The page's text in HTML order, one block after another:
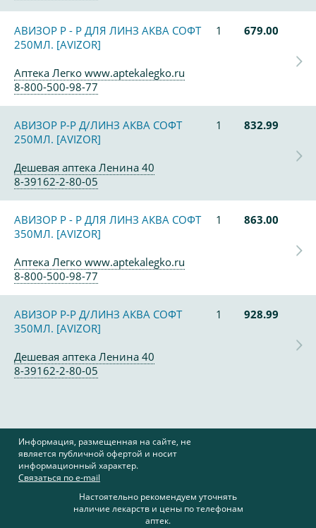
АВИЗОР Р - Р ДЛЯ ЛИНЗ АКВА СОФТ
250МЛ. [AVIZOR]
1 679.00
Аптека Легко www.aptekalegko.ru
8-800-500-98-77
АВИЗОР Р-Р Д/ЛИНЗ АКВА СОФТ
250МЛ. [AVIZOR]
1 832.99
Дешевая аптека Ленина 40
8-39162-2-80-05
АВИЗОР Р - Р ДЛЯ ЛИНЗ АКВА СОФТ
350МЛ. [AVIZOR]
1 863.00
Аптека Легко www.aptekalegko.ru
8-800-500-98-77
АВИЗОР Р-Р Д/ЛИНЗ АКВА СОФТ
350МЛ. [AVIZOR]
1 928.99
Дешевая аптека Ленина 40
8-39162-2-80-05
Информация, размещенная на сайте, не
является публичной офертой и носит
информационный характер.
Связаться по e-mail
Настоятельно рекомендуем уточнять
наличие лекарств и цены по телефонам
аптек.